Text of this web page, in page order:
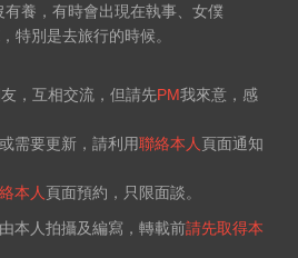
有養，有時會出現在執事、女僕
特別是去旅行的時候。
友，互相交流，但請先PM我來意，感
需要更新，請利用聯絡本人 頁面通知
本人 頁面預約，只限面談。
本人拍攝及編寫，轉載前請先取得本